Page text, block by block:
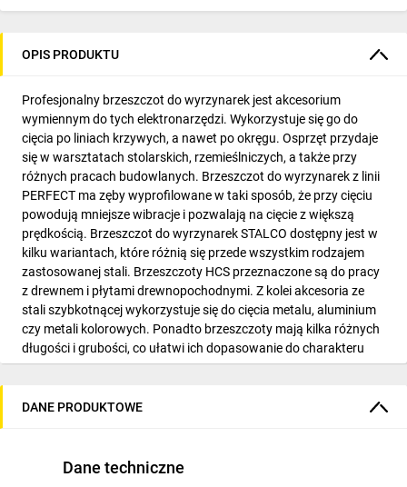
OPIS PRODUKTU
Profesjonalny brzeszczot do wyrzynarek jest akcesorium
wymiennym do tych elektronarzędzi. Wykorzystuje się go do
cięcia po liniach krzywych, a nawet po okręgu. Osprzęt przydaje
się w warsztatach stolarskich, rzemieślniczych, a także przy
różnych pracach budowlanych. Brzeszczot do wyrzynarek z linii
PERFECT ma zęby wyprofilowane w taki sposób, że przy cięciu
powodują mniejsze wibracje i pozwalają na cięcie z większą
prędkością. Brzeszczot do wyrzynarek STALCO dostępny jest w
kilku wariantach, które różnią się przede wszystkim rodzajem
zastosowanej stali. Brzeszczoty HCS przeznaczone są do pracy
z drewnem i płytami drewnopochodnymi. Z kolei akcesoria ze
stali szybkotnącej wykorzystuje się do cięcia metalu, aluminium
czy metali kolorowych. Ponadto brzeszczoty mają kilka różnych
długości i grubości, co ułatwi ich dopasowanie do charakteru
wykonywanych prac.
CECHY I ZALETY
brzeszczotów.
DANE PRODUKTOWE
Dane techniczne